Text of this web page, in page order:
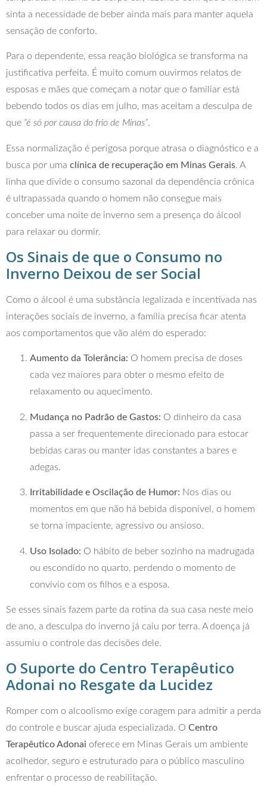
sinta a necessidade de beber ainda mais para manter aquela
sensação de conforto.
Para o dependente, essa reação biológica se transforma na
justificativa perfeita. É muito comum ouvirmos relatos de
esposas e mães que começam a notar que o familiar está
bebendo todos os dias em julho, mas aceitam a desculpa de
que “é só por causa do frio de Minas”.
Essa normalização é perigosa porque atrasa o diagnóstico e a
busca por uma clínica de recuperação em Minas Gerais. A
linha que divide o consumo sazonal da dependência crônica
é ultrapassada quando o homem não consegue mais
conceber uma noite de inverno sem a presença do álcool
para relaxar ou dormir.
Os Sinais de que o Consumo no
Inverno Deixou de ser Social
Como o álcool é uma substância legalizada e incentivada nas
interações sociais de inverno, a família precisa ficar atenta
aos comportamentos que vão além do esperado:
Aumento da Tolerância: O homem precisa de doses
cada vez maiores para obter o mesmo efeito de
relaxamento ou aquecimento.
Mudança no Padrão de Gastos: O dinheiro da casa
passa a ser frequentemente direcionado para estocar
bebidas caras ou manter idas constantes a bares e
adegas.
Irritabilidade e Oscilação de Humor: Nos dias ou
momentos em que não há bebida disponível, o homem
se torna impaciente, agressivo ou ansioso.
Uso Isolado: O hábito de beber sozinho na madrugada
ou escondido no quarto, perdendo o momento de
convívio com os filhos e a esposa.
Se esses sinais fazem parte da rotina da sua casa neste meio
de ano, a desculpa do inverno já caiu por terra. A doença já
assumiu o controle das decisões dele.
O Suporte do Centro Terapêutico
Adonai no Resgate da Lucidez
Romper com o alcoolismo exige coragem para admitir a perda
do controle e buscar ajuda especializada. O Centro
Terapêutico Adonai oferece em Minas Gerais um ambiente
acolhedor, seguro e estruturado para o público masculino
enfrentar o processo de reabilitação.